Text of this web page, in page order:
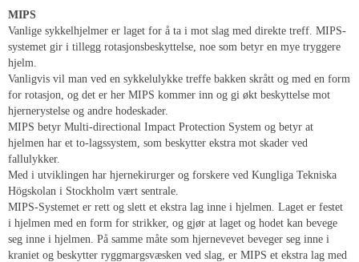
MIPS
Vanlige sykkelhjelmer er laget for å ta i mot slag med direkte treff. MIPS-
systemet gir i tillegg rotasjonsbeskyttelse, noe som betyr en mye tryggere
hjelm.
Vanligvis vil man ved en sykkelulykke treffe bakken skrått og med en form
for rotasjon, og det er her MIPS kommer inn og gi økt beskyttelse mot
hjernerystelse og andre hodeskader.
MIPS betyr Multi-directional Impact Protection System og betyr at
hjelmen har et to-lagssystem, som beskytter ekstra mot skader ved
fallulykker.
Med i utviklingen har hjernekirurger og forskere ved Kungliga Tekniska
Högskolan i Stockholm vært sentrale.
MIPS-Systemet er rett og slett et ekstra lag inne i hjelmen. Laget er festet
i hjelmen med en form for strikker, og gjør at laget og hodet kan bevege
seg inne i hjelmen. På samme måte som hjernevevet beveger seg inne i
kraniet og beskytter ryggmargsvæsken ved slag, er MIPS et ekstra lag med